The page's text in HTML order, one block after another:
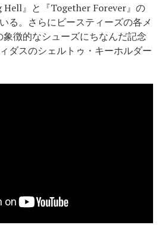
Hell』と『Together Forever』の
る。さらにビースティーズの各メ
徴的なシューズにちなんだ記念
ダスのシェルトゥ・キーホルダー